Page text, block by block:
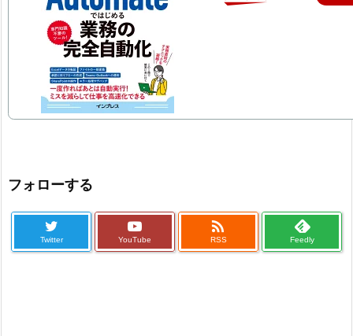
フォローする
Twitter YouTube

RSS Feedly